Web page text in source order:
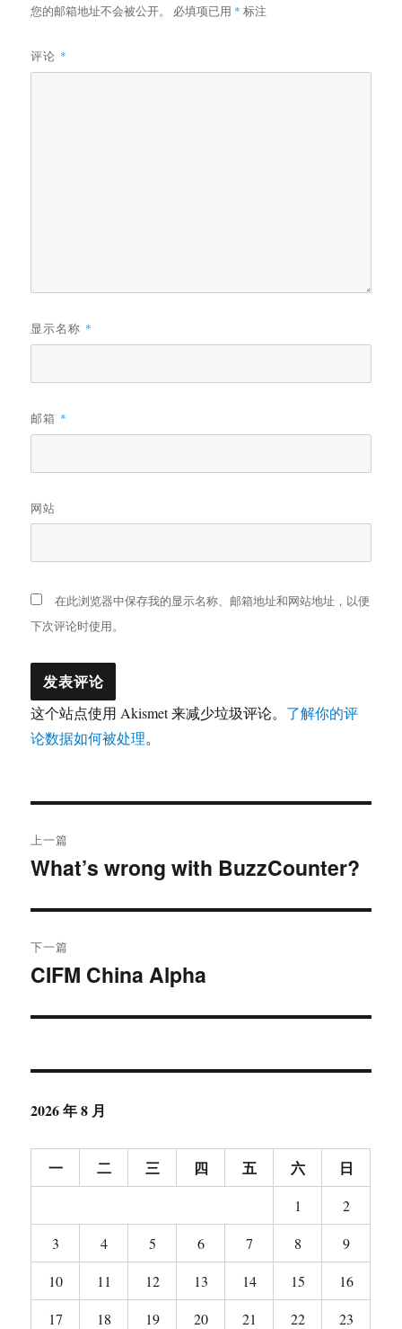
您的邮箱地址不会被公开。 必填项已用 * 标注
评论 *
显示名称 *
邮箱 *
网站
在此浏览器中保存我的显示名称、邮箱地址和网站地址，以便
下次评论时使用。
这个站点使用 Akismet 来减少垃圾评论。 了解你的评
论数据如何被处理。
章
航
上一篇
上
文
章：
What’s wrong with BuzzCounter?
下一篇
下
文
CIFM China Alpha
2026 年 8 月
一 二 三 四 五 六 日
1
2
3
4 5 6 7 8
9
10
11 12 13 14 15
16
17
18 19 20 21 22
23